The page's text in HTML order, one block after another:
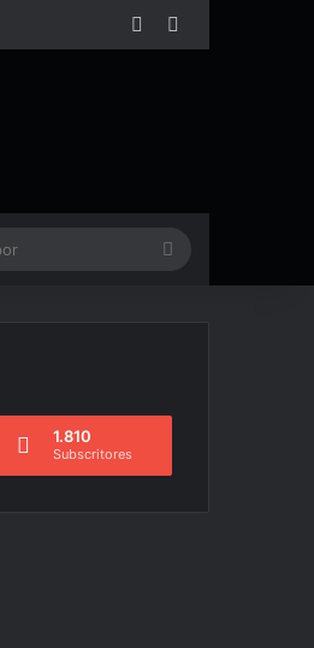
Facebook
Pesquisar
1.810
Subscritores